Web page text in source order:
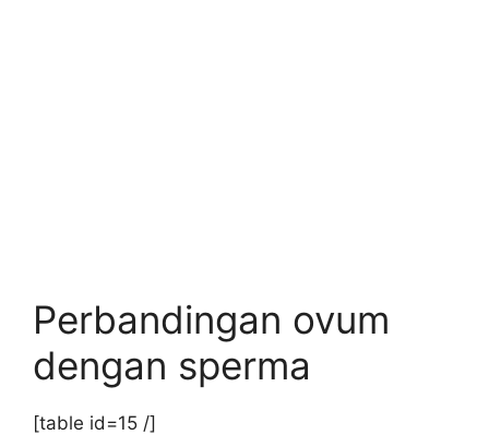
Perbandingan ovum
dengan sperma
[table id=15 /]